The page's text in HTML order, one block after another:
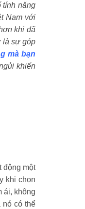
tính năng
Nam với
khi đã
là sự góp
mà bạn
khiến
động một
khi chọn
ái, không
nó có thể